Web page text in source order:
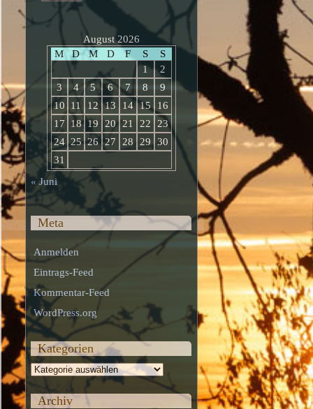
August 2026
M
D M D F S
S
1
2
3
4 5 6 7 8
9
10
11 12 13 14 15
16
17
18 19 20 21 22
23
24 25 26 27 28 29
30
31
« Juni
Meta
Anmelden
Eintrags-Feed
Kommentar-Feed
WordPress.org
Kategorien
Kategorien
Archiv